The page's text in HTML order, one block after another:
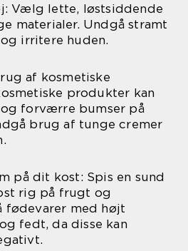
Vælg lette, løstsiddende
materialer. Undgå stramt
irritere huden.
af kosmetiske
produkter kan
forværre bumser på
brug af tunge cremer
på dit kost: Spis en sund
rig på frugt og
fødevarer med højt
fedt, da disse kan